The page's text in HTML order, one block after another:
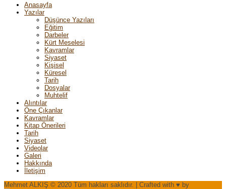
Anasayfa
Yazılar
Düşünce Yazıları
Eğitim
Darbeler
Kürt Meselesi
Kavramlar
Siyaset
Kişisel
Küresel
Tarih
Dosyalar
Muhtelif
Alıntılar
Öne Çıkanlar
Kavramlar
Kitap Önerileri
Tarih
Siyaset
Videolar
Galeri
Hakkında
İletişim
Mehmet ALKIŞ © 2020 Tüm hakları saklıdır. | Crafted with ♥ by